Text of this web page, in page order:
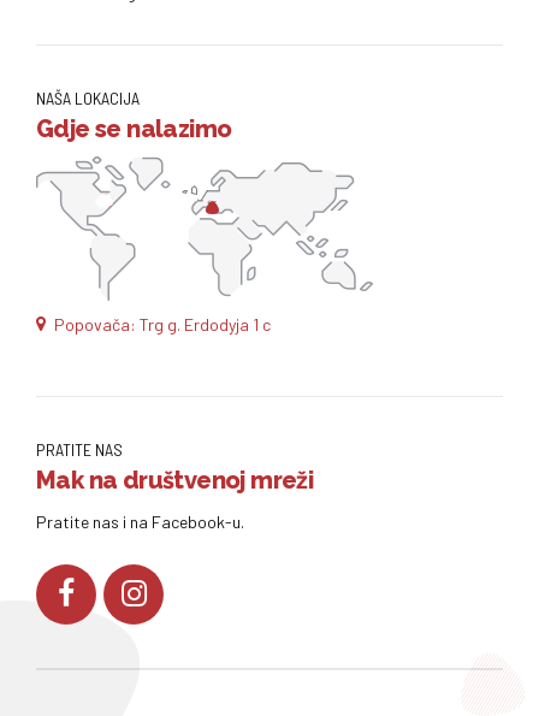
NAŠA LOKACIJA
Gdje se nalazimo
Popovača: Trg g. Erdodyja 1 c
PRATITE NAS
Mak na društvenoj mreži
Pratite nas i na Facebook-u.